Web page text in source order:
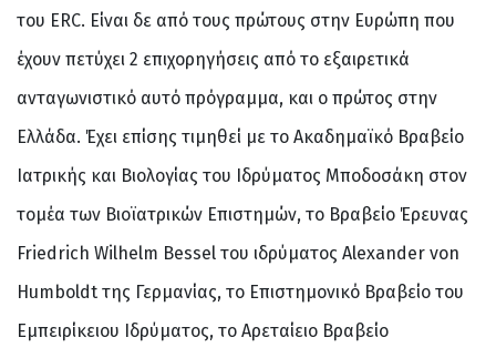
του ERC. Είναι δε από τους πρώτους στην Ευρώπη που
έχουν πετύχει 2 επιχορηγήσεις από το εξαιρετικά
ανταγωνιστικό αυτό πρόγραμμα, και ο πρώτος στην
Ελλάδα. Έχει επίσης τιμηθεί με το Ακαδημαϊκό Βραβείο
Ιατρικής και Βιολογίας του Ιδρύματος Μποδοσάκη στον
τομέα των Βιοϊατρικών Επιστημών, το Βραβείο Έρευνας
Friedrich Wilhelm Bessel του ιδρύματος Alexander von
Humboldt της Γερμανίας, το Επιστημονικό Βραβείο του
Εμπειρίκειου Ιδρύματος, το Αρεταίειο Βραβείο